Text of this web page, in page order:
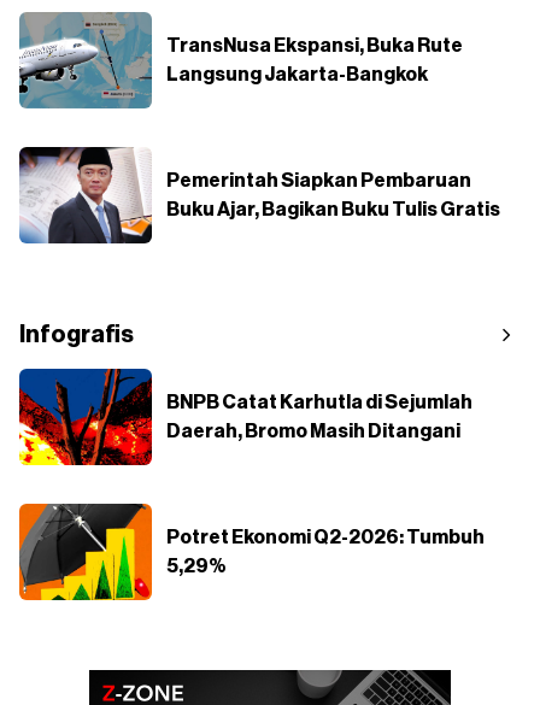
TransNusa Ekspansi, Buka Rute
Langsung Jakarta-Bangkok
Pemerintah Siapkan Pembaruan
Buku Ajar, Bagikan Buku Tulis Gratis
Infografis
BNPB Catat Karhutla di Sejumlah
Daerah, Bromo Masih Ditangani
Potret Ekonomi Q2-2026: Tumbuh
5,29%